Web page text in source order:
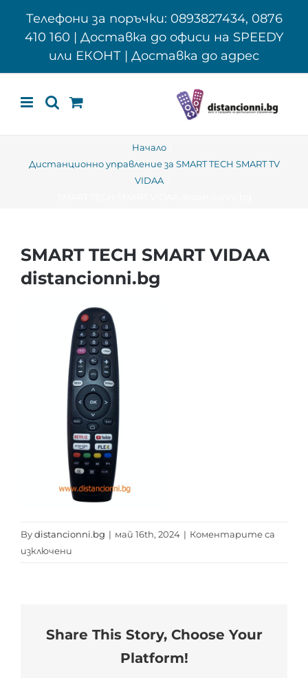
Телефони за поръчки: 0893827434, 0876
410 160 | Доставка до офиси на SPEEDY
или ЕКОНТ | Доставка до адрес
Начало
Дистанционно управление за SMART TECH SMART TV
VIDAA
SMART TECH SMART VIDAA
distancionni.bg
Bydistancionni.bg | май 16th, 2024 | Коментарите са
изключени
distancionni.bg
Share This Story, Choose Your
Platform!